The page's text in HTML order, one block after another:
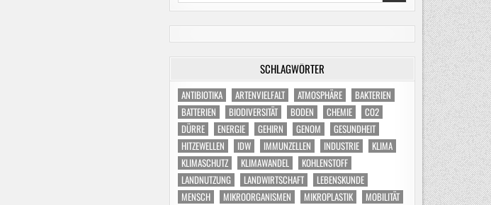
SCHLAGWÖRTER
ANTIBIOTIKA ARTENVIELFALT ATMOSPHÄRE
BAKTERIEN
BATTERIEN
BIODIVERSITÄT BODEN CHEMIE
CO2
DÜRRE
ENERGIE GEHIRN GENOM
GESUNDHEIT
HITZEWELLEN
IDW IMMUNZELLEN INDUSTRIE
KLIMA
KLIMASCHUTZ
KLIMAWANDEL
KOHLENSTOFF
LANDNUTZUNG
LANDWIRTSCHAFT
LEBENSKUNDE
MENSCH
MIKROORGANISMEN MIKROPLASTIK
MOBILITÄT